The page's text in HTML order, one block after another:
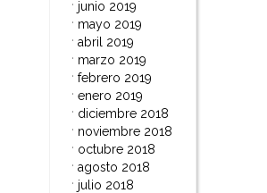
junio 2019
mayo 2019
abril 2019
marzo 2019
febrero 2019
enero 2019
diciembre 2018
noviembre 2018
octubre 2018
agosto 2018
julio 2018